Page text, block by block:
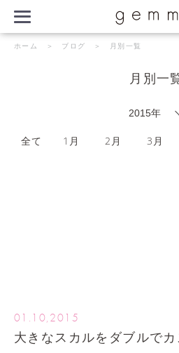
ホーム ＞ ブログ ＞ 月別一覧
月別一
全て 1月 2月 3月
01.10,2015
大きなスカルをダブルでカ